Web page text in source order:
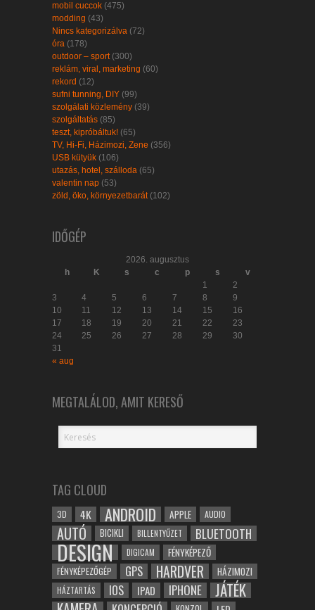
mobil cuccok (475)
modding (43)
Nincs kategorizálva (72)
óra (178)
outdoor – sport(300)
reklám, viral, marketing (60)
rekord (12)
sufni tunning, DIY (99)
szolgálati közlemény (39)
szolgáltatás (85)
teszt, kipróbáltuk! (65)
TV, Hi-Fi, Házimozi, Zene (356)
USB kütyük (106)
utazás, hotel, szálloda (65)
valentin nap (53)
zöld, öko, környezetbarát(102)
IDŐGÉP
2026. augusztus
h
K s c p s
v
1
2
3
4 5 6 7 8
9
10
11 12 13 14 15
16
17
18 19 20 21 22
23
24
25 26 27 28 29
30
31
« aug
MEGTALÁLOD, AMIT KERESŐ
TAG CLOUD
3D 4K ANDROID APPLE AUDIO
AUTÓ BICIKLI BILLENTYŰZET BLUETOOTH
DESIGN DIGICAM FÉNYKÉPEZŐ
FÉNYKÉPEZŐGÉP GPS HARDVER HÁZIMOZI
HÁZTARTÁS IOS IPAD IPHONE JÁTÉK